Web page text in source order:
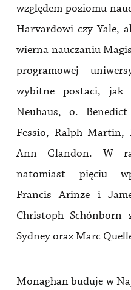
względem poziomu
Harvardowi czy Yale,
wierna nauczaniu
programowej
wybitne postaci,
Neuhaus, o.
Fessio, Ralph
Ann Glandon. W
natomiast pięciu
Francis Arinze i
Christoph Schónborn
Sydney oraz Marc
Monaghan buduje w